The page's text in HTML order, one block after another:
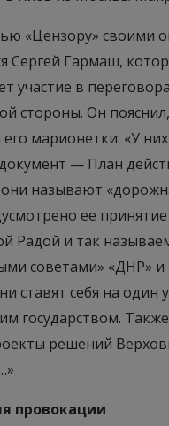
«Цензору» своими
Сергей Гармаш,
участие в
стороны. Он
марионетки: «У
— План
называют
ее принятие
Радой и так
советами» «ДНР» и
ставят себя на один
государством.
решений
провокации